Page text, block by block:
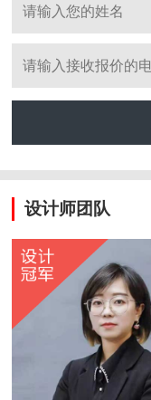
设计师团队